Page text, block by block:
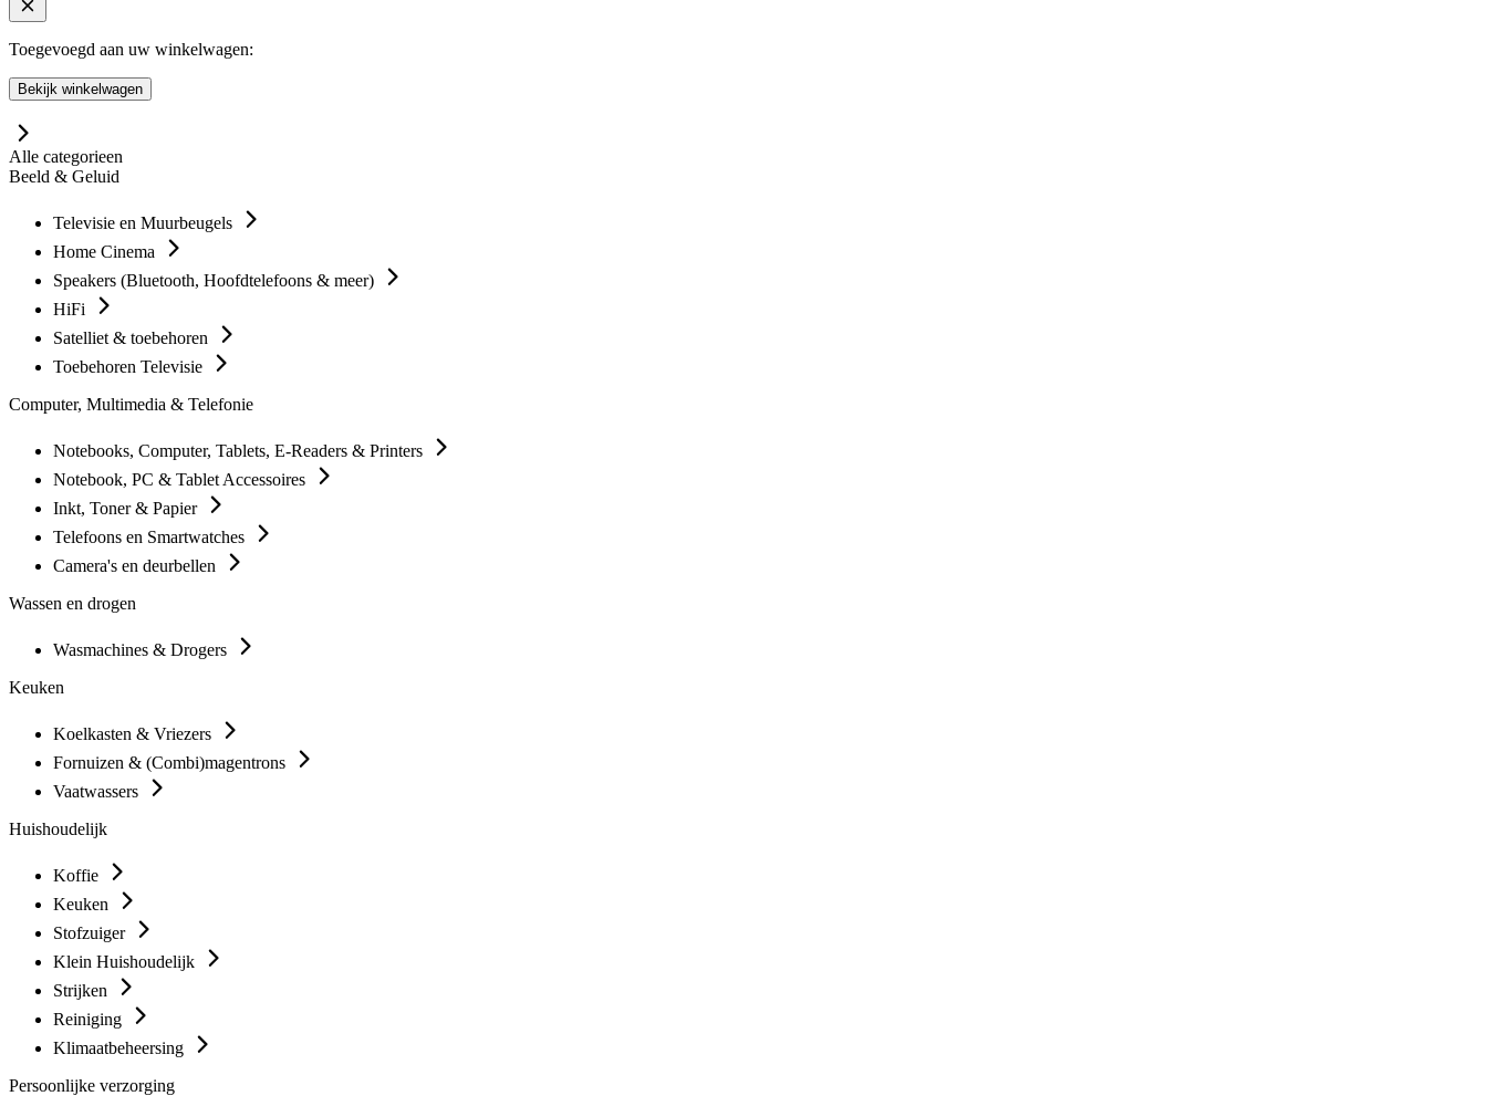
Toegevoegd aan uw winkelwagen:
Bekijk winkelwagen
Alle categorieen
Beeld & Geluid
Televisie en Muurbeugels
Home Cinema
Speakers (Bluetooth, Hoofdtelefoons & meer)
HiFi
Satelliet & toebehoren
Toebehoren Televisie
Computer, Multimedia & Telefonie
Notebooks, Computer, Tablets, E-Readers & Printers
Notebook, PC & Tablet Accessoires
Inkt, Toner & Papier
Telefoons en Smartwatches
Camera's en deurbellen
Wassen en drogen
Wasmachines & Drogers
Keuken
Koelkasten & Vriezers
Fornuizen & (Combi)magentrons
Vaatwassers
Huishoudelijk
Koffie
Keuken
Stofzuiger
Klein Huishoudelijk
Strijken
Reiniging
Klimaatbeheersing
Persoonlijke verzorging